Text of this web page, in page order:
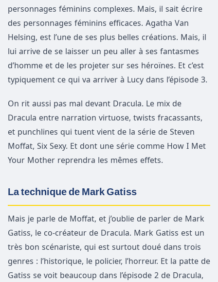
personnages féminins complexes. Mais, il sait écrire
des personnages féminins efficaces. Agatha Van
Helsing, est l’une de ses plus belles créations. Mais, il
lui arrive de se laisser un peu aller à ses fantasmes
d’homme et de les projeter sur ses héroïnes. Et c’est
typiquement ce qui va arriver à Lucy dans l’épisode 3.
On rit aussi pas mal devant Dracula. Le mix de
Dracula entre narration virtuose, twists fracassants,
et punchlines qui tuent vient de la série de Steven
Moffat, Six Sexy. Et dont une série comme How I Met
Your Mother reprendra les mêmes effets.
La technique de Mark Gatiss
Mais je parle de Moffat, et j’oublie de parler de Mark
Gatiss, le co-créateur de Dracula. Mark Gatiss est un
très bon scénariste, qui est surtout doué dans trois
genres : l’historique, le policier, l’horreur. Et la patte de
Gatiss se voit beaucoup dans l’épisode 2 de Dracula,